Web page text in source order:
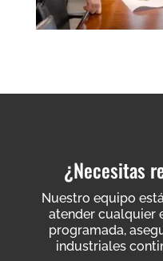
¿Necesitas
Nuestro equipo
atender cualquier
programada,
industriales